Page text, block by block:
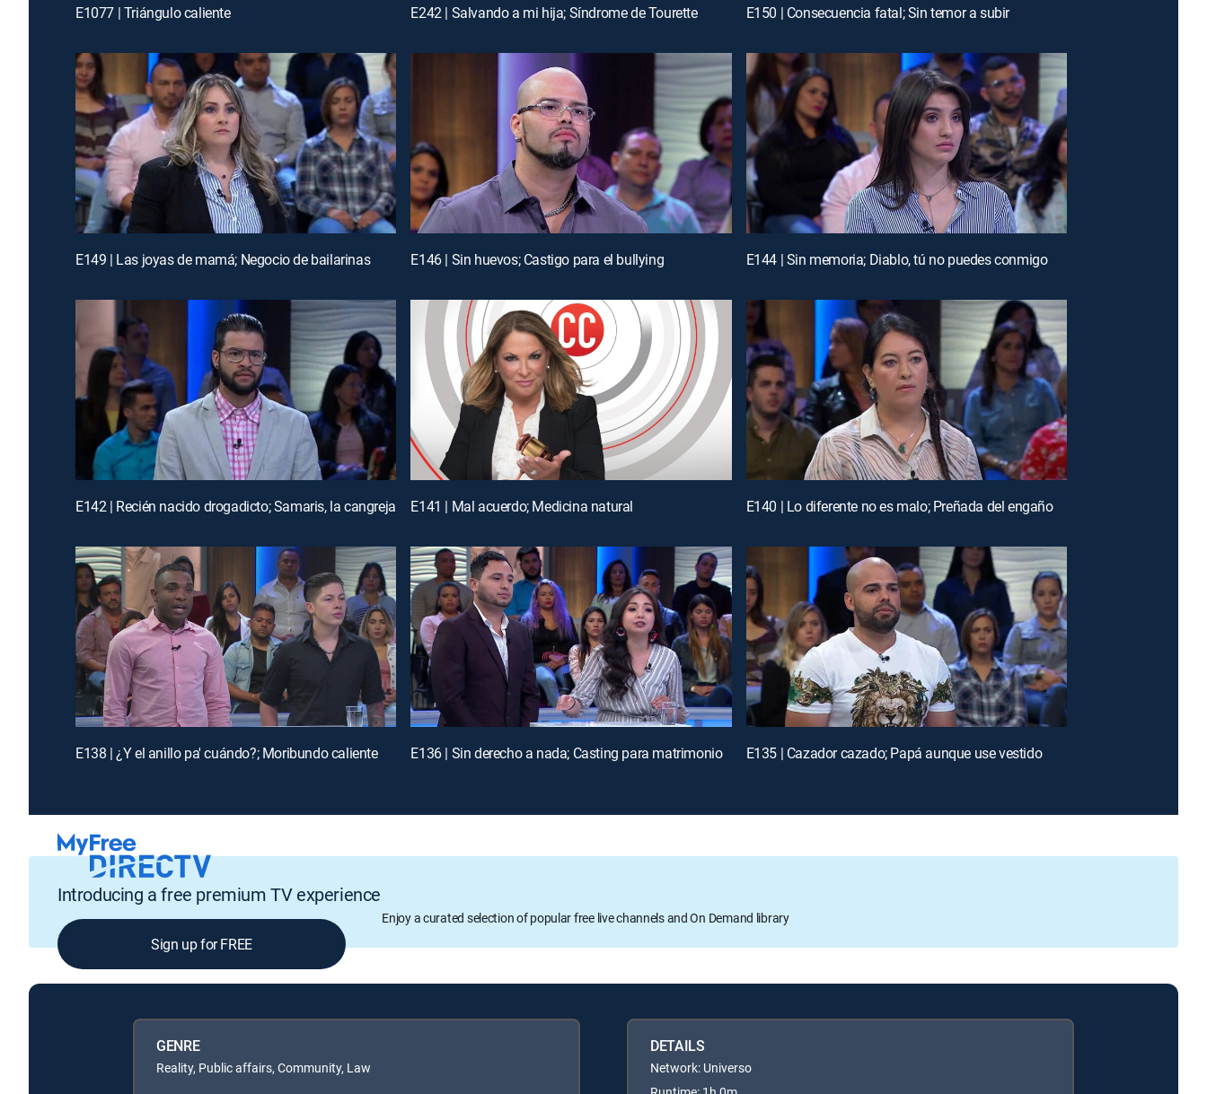
E1077 | Triángulo caliente E242 | Salvando a mi hija; Síndrome de Tourette E150 | Consecuencia fatal; Sin temor a subir
E149 | Las joyas de mamá; Negocio de bailarinas E146 | Sin huevos; Castigo para el bullying E144 | Sin memoria; Diablo, tú no puedes conmigo
E142 | Recién nacido drogadicto; Samaris, la cangreja E141 | Mal acuerdo; Medicina natural E140 | Lo diferente no es malo; Preñada del engaño
E138 | ¿Y el anillo pa' cuándo?; Moribundo caliente E136 | Sin derecho a nada; Casting para matrimonio E135 | Cazador cazado; Papá aunque use vestido
Introducing a free premium TV experience
Enjoy a curated selection of popular free live channels and On Demand library
Sign up for FREE
GENRE
Reality, Public affairs, Community, Law
DETAILS
Network: Universo